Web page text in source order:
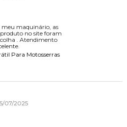
maquinário, as
produto no site foram
. Atendimento
Para Motosserras
07/2025